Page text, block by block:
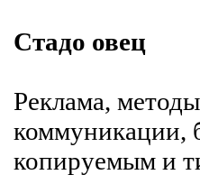
Стадо овец
Реклама,
коммуникации,
копируемым и